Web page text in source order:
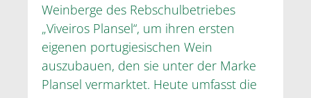
Weinberge des Rebschulbetriebes
„Viveiros Plansel“, um ihren ersten
eigenen portugiesischen Wein
auszubauen, den sie unter der Marke
Plansel vermarktet. Heute umfasst die